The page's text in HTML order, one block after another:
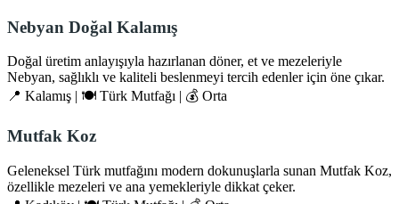
Nebyan Doğal Kalamış
Doğal üretim anlayışıyla hazırlanan döner, et ve mezeleriyle
Nebyan, sağlıklı ve kaliteli beslenmeyi tercih edenler için öne çıkar.
📍 Kalamış | 🍽️ Türk Mutfağı | 💰 Orta
Mutfak Koz
Geleneksel Türk mutfağını modern dokunuşlarla sunan Mutfak Koz,
özellikle mezeleri ve ana yemekleriyle dikkat çeker.